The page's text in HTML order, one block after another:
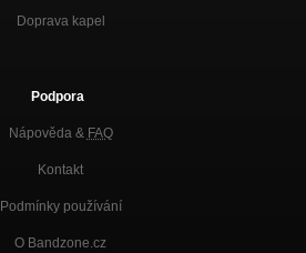
Doprava kapel
Podpora
Nápověda & FAQ
Kontakt
Podmínky používání
O Bandzone.cz